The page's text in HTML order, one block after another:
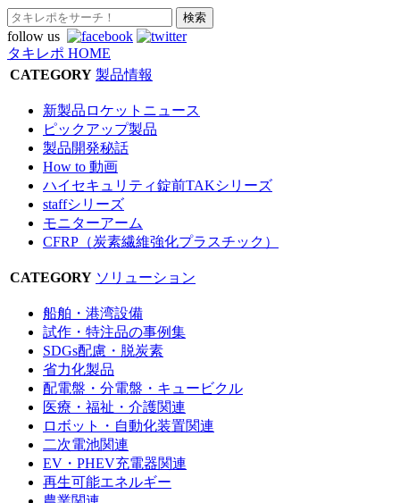
follow us
タキレポ HOME
CATEGORY 製品情報
新製品ロケットニュース
ピックアップ製品
製品開発秘話
How to 動画
ハイセキュリティ錠前TAKシリーズ
staffシリーズ
モニターアーム
CFRP（炭素繊維強化プラスチック）
CATEGORY ソリューション
船舶・港湾設備
試作・特注品の事例集
SDGs配慮・脱炭素
省力化製品
配電盤・分電盤・キュービクル
医療・福祉・介護関連
ロボット・自動化装置関連
二次電池関連
EV・PHEV充電器関連
再生可能エネルギー